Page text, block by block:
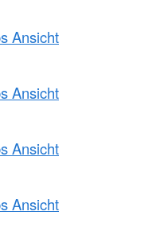
Ansicht
Ansicht
Ansicht
Ansicht